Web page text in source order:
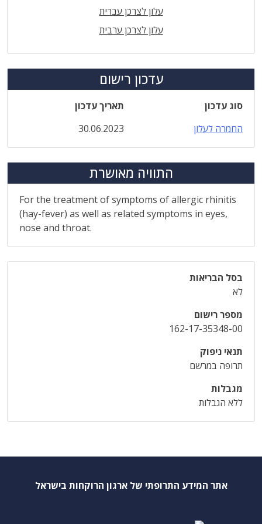
עלון לצרכן עברית
עלון לצרכן ערבית
עדכון רישום
סוג עדכון
תאריך עדכון
החמרה לעלון
30.06.2023
התוויה מאושרת
For the treatment of symptoms of allergic rhinitis
(hay-fever) as well as related symptoms in eyes,
nose and throat.
בסל הבריאות
לא
מספר רישום
162-17-35348-00
תנאי ניפוק
תרופה במרשם
מגבלות
ללא הגבלות
אתר המידע התרופתי של ארגון הרוקחות בישראל